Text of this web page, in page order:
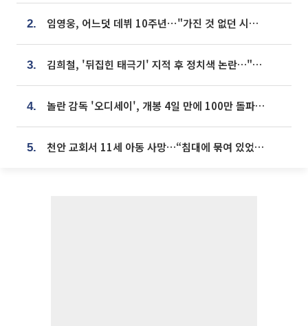
2. 임영웅, 어느덧 데뷔 10주년⋯"가진 것 없던 시절, 내 앞엔 20명의 팬뿐"
3. 김희철, '뒤집힌 태극기' 지적 후 정치색 논란…"좌우 떠나 우리나라 국기"
4. 놀란 감독 '오디세이', 개봉 4일 만에 100만 돌파⋯'왕사남' 보다 빠르다
5. 천안 교회서 11세 아동 사망…“침대에 묶여 있었다” 진술 확보